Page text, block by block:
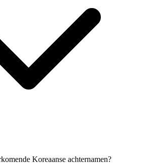
Koreaanse achternamen?